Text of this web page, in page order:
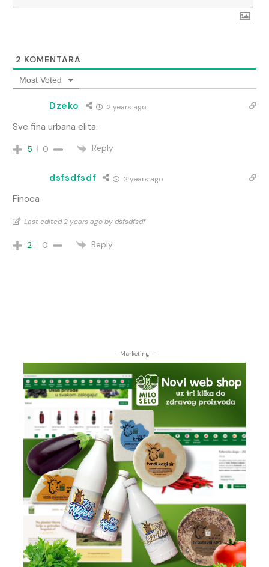
2 KOMENTARA
Most Voted
Dzeko 2 years ago
Sve fina urbana elita.
5 0 Reply
dsfsdfsdf 2 years ago
Finoca
Last edited 2 years ago by dsfsdfsdf
2 0 Reply
- Marketing -